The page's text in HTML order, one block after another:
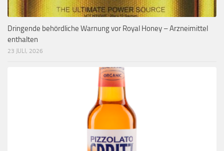
Dringende behördliche Warnung vor Royal Honey – Arzneimittel
enthalten
23 JULI, 2026